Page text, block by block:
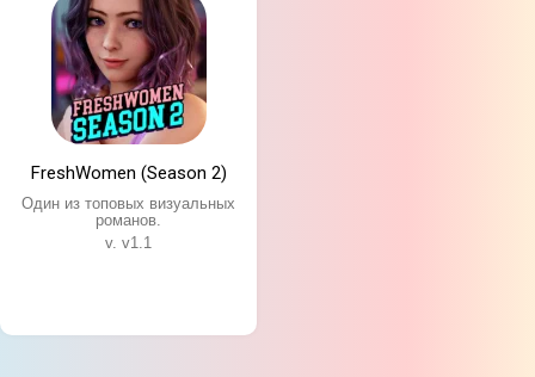
FreshWomen (Season 2)
Один из топовых визуальных
романов.
v. v1.1